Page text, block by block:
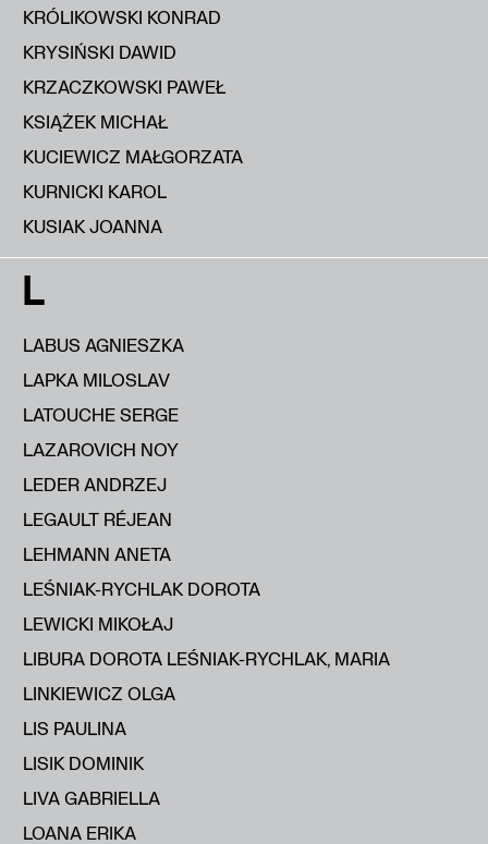
KRÓLIKOWSKI KONRAD
KRYSIŃSKI DAWID
KRZACZKOWSKI PAWEŁ
KSIĄŻEK MICHAŁ
KUCIEWICZ MAŁGORZATA
KURNICKI KAROL
KUSIAK JOANNA
L
LABUS AGNIESZKA
LAPKA MILOSLAV
LATOUCHE SERGE
LAZAROVICH NOY
LEDER ANDRZEJ
LEGAULT RÉJEAN
LEHMANN ANETA
LEŚNIAK-RYCHLAK DOROTA
LEWICKI MIKOŁAJ
LIBURA DOROTA LEŚNIAK-RYCHLAK, MARIA
LINKIEWICZ OLGA
LIS PAULINA
LISIK DOMINIK
LIVA GABRIELLA
LOANA ERIKA